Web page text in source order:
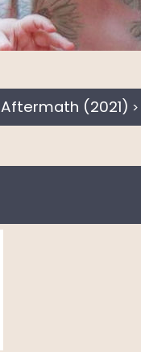
Aftermath (2021) >